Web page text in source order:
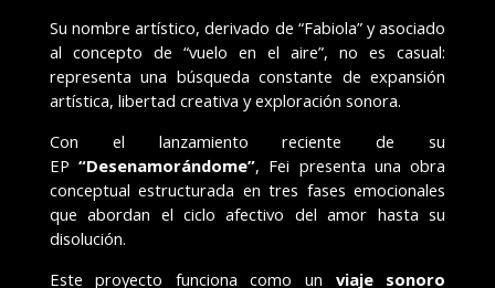
Su nombre artístico, derivado de “Fabiola” y asociado
al concepto de “vuelo en el aire”, no es casual:
representa una búsqueda constante de expansión
artística, libertad creativa y exploración sonora.
Con el lanzamiento reciente de su
EP“Desenamorándome”, Fei presenta una obra
conceptual estructurada en tres fases emocionales
que abordan el ciclo afectivo del amor hasta su
disolución.
Este proyecto funciona como un viaje sonoro